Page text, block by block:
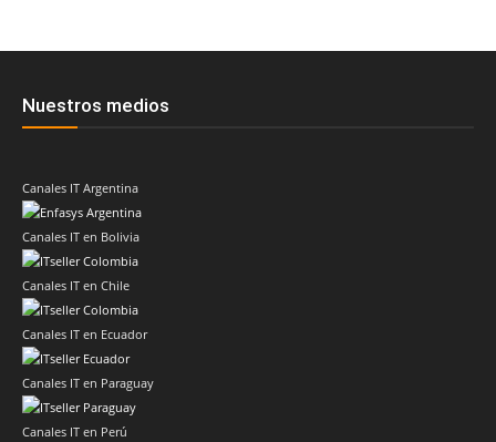
Nuestros medios
Canales IT Argentina
Canales IT en Bolivia
Canales IT en Chile
Canales IT en Ecuador
Canales IT en Paraguay
Canales IT en Perú